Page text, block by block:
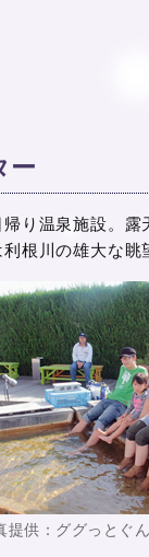
ー
り温泉施設。露
根川の雄大な眺
提供：ググっとぐ